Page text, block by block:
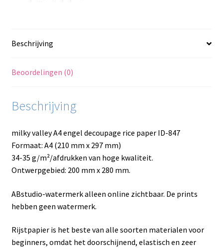
Beschrijving
Beoordelingen (0)
Beschrijving
milky valley A4 engel decoupage rice paper ID-847
Formaat: A4 (210 mm x 297 mm)
34-35 g/m²/afdrukken van hoge kwaliteit.
Ontwerpgebied: 200 mm x 280 mm.
ABstudio-watermerk alleen online zichtbaar. De prints
hebben geen watermerk.
Rijstpapier is het beste van alle soorten materialen voor
beginners, omdat het doorschijnend, elastisch en zeer